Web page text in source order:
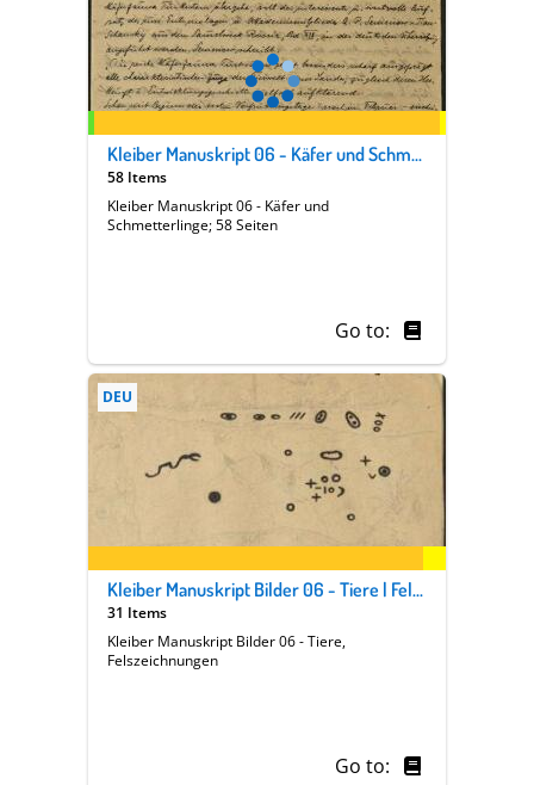
Kleiber Manuskript 06 - Käfer und Schmetterlinge
58 Items
Kleiber Manuskript 06 - Käfer und
Schmetterlinge; 58 Seiten
Go to:
DEU
Kleiber Manuskript Bilder 06 - Tiere | Felszeichnungen
31 Items
Kleiber Manuskript Bilder 06 - Tiere,
Felszeichnungen
Go to: